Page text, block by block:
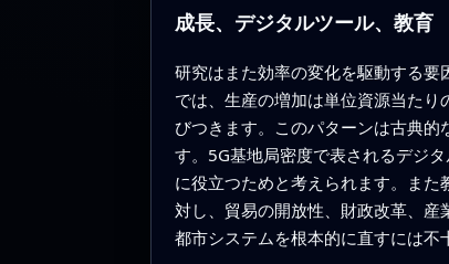
成長、デジタルツール、教育
研究はまた効率の変化を駆動する
では、生産の増加は単位資源当た
びつきます。このパターンは古典
す。5G基地局密度で表されるデジ
に役立つためと考えられます。ま
対し、貿易の開放性、財政改革、
都市システムを根本的に直すには不